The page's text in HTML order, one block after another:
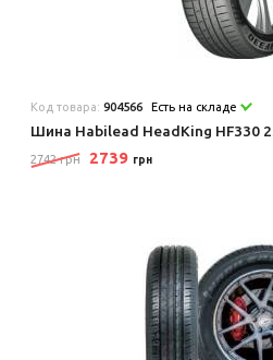
Код товара:904566 Есть на складе
Шина Habilead HeadKing HF330
2742 грн 2739 грн